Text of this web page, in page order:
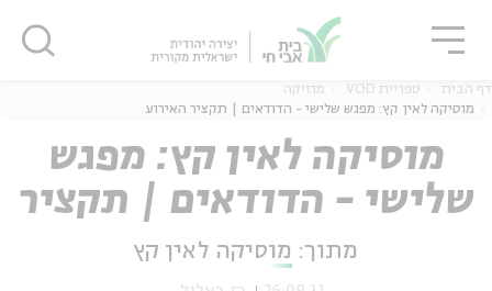
אנגלית נוער
דף הבית ספריית VOD
מוזיקה
מוסיקה לאין קץ: מפגש שלישי - הדודאים | תקציר האירוע
מוסיקה לאין קץ: מפגש
שלישי - הדודאים | תקציר
האירועמתוך: מוסיקה לאין קץ
סגור